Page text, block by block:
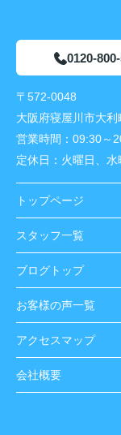
0120-
〒572-0048
大阪府寝屋川市大利
営業時間： 09:30～
定休日： 火曜日、水
トップページ
スタッフ一覧
ブログトップ
お客様の声一覧
アクセスマップ
会社概要